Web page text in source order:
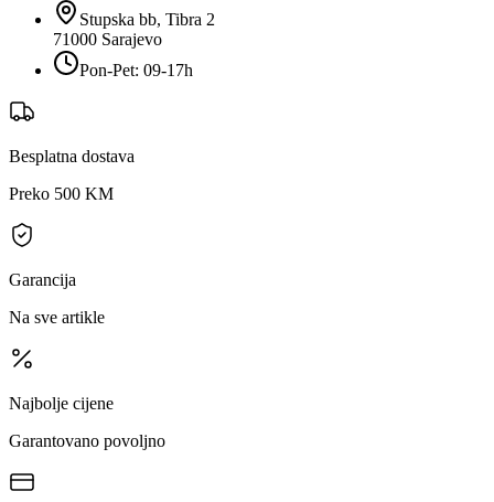
Stupska bb, Tibra 2
71000 Sarajevo
Pon-Pet: 09-17h
Besplatna dostava
Preko 500 KM
Garancija
Na sve artikle
Najbolje cijene
Garantovano povoljno